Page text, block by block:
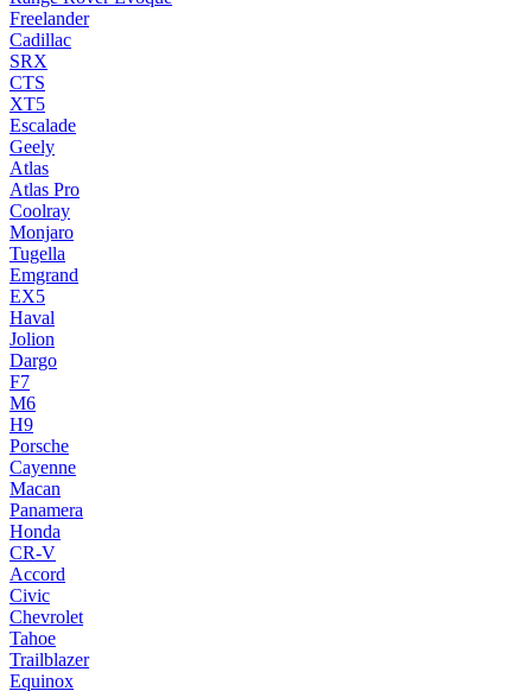
Freelander
Cadillac
SRX
CTS
XT5
Escalade
Geely
Atlas
Atlas Pro
Coolray
Monjaro
Tugella
Emgrand
EX5
Haval
Jolion
Dargo
F7
M6
H9
Porsche
Cayenne
Macan
Panamera
Honda
CR-V
Accord
Civic
Chevrolet
Tahoe
Trailblazer
Equinox